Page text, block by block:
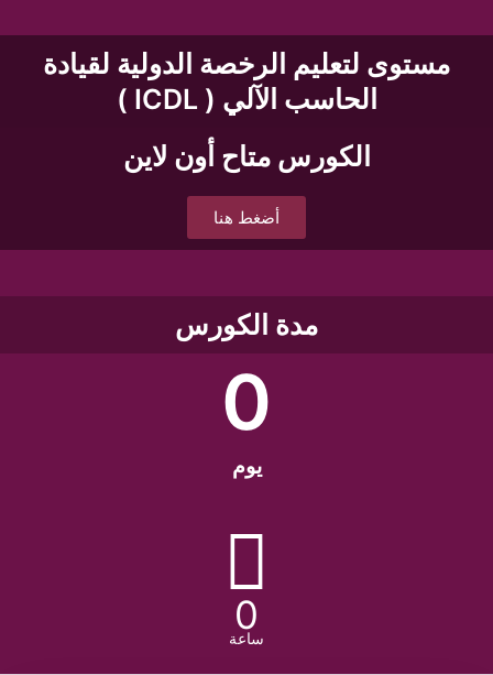
مستوى لتعليم الرخصة الدولية لقيادة
الحاسب الآلي ( ICDL )
الكورس متاح أون لاين
أضغط هنا
مدة الكورس
يوم
0
0
ساعة